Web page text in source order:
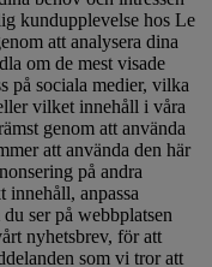
kundupplevelse hos Le
att analysera dina
om de mest visade
på sociala medier, vilka
vilket innehåll i våra
genom att använda
att använda den här
på andra
innehåll, anpassa
ser på webbplatsen
nyhetsbrev, för att
som vi tror att